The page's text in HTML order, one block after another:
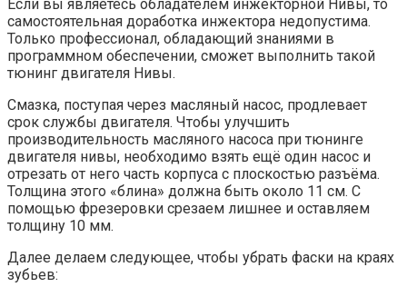
Если вы являетесь обладателем инжекторной Нивы, то
самостоятельная доработка инжектора недопустима.
Только профессионал, обладающий знаниями в
программном обеспечении, сможет выполнить такой
тюнинг двигателя Нивы.
Смазка, поступая через масляный насос, продлевает
срок службы двигателя. Чтобы улучшить
производительность масляного насоса при тюнинге
двигателя нивы, необходимо взять ещё один насос и
отрезать от него часть корпуса с плоскостью разъёма.
Толщина этого «блина» должна быть около 11 см. С
помощью фрезеровки срезаем лишнее и оставляем
толщину 10 мм.
Далее делаем следующее, чтобы убрать фаски на краях
зубьев: